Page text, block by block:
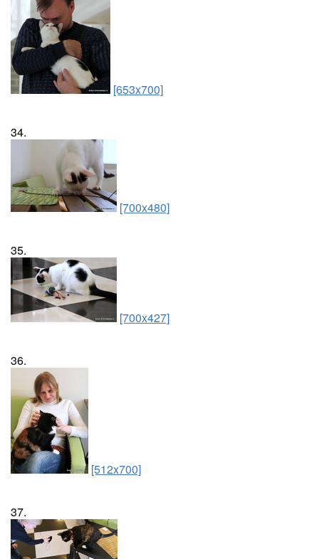
[653x700]
34.
[700x480]
35.
[700x427]
36.
[512x700]
37.